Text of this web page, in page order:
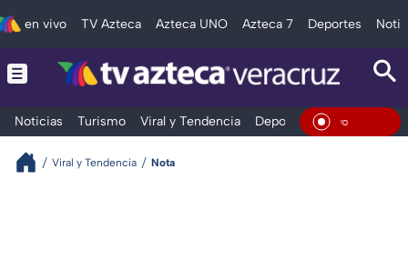
en vivo TV Azteca Azteca UNO Azteca 7 Deportes
Noticias Turismo Viral y Tendencia Deportes Espectáculos
En Vivo
Viral y Tendencia Nota